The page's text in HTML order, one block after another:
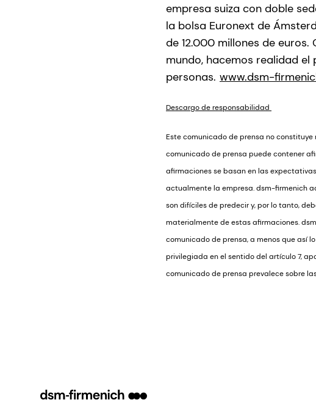
empresa suiza con doble
la bolsa Euronext de
de 12.000 millones de
mundo, hacemos realidad
personas. www.dsm-
Descargo de responsabilidad
Este comunicado de prensa no
comunicado de prensa puede contener
afirmaciones se basan en las
actualmente la empresa. dsm-firmenich
son difíciles de predecir y, por lo tanto,
materialmente de estas afirmaciones.
comunicado de prensa, a menos que así
privilegiada en el sentido del artículo 7,
comunicado de prensa prevalece sobre